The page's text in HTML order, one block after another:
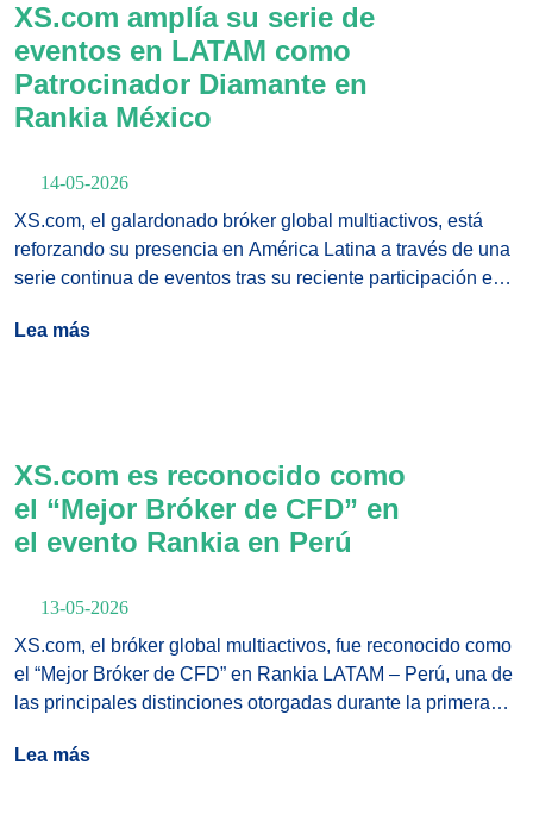
XS.com amplía su serie de
eventos en LATAM como
Patrocinador Diamante en
Rankia México
14-05-2026
XS.com, el galardonado bróker global multiactivos, está
reforzando su presencia en América Latina a través de una
serie continua de eventos tras su reciente participación en
Patrocinador Diamante.
Lea más
XS.com es reconocido como
el “Mejor Bróker de CFD” en
el evento Rankia en Perú
13-05-2026
XS.com, el bróker global multiactivos, fue reconocido como
el “Mejor Bróker de CFD” en Rankia LATAM – Perú, una de
las principales distinciones otorgadas durante la primera
para 2026.
Lea más